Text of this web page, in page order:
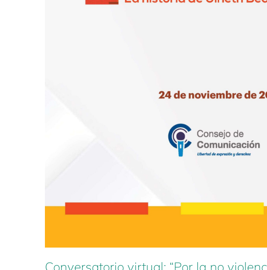
Conversatorio virtual: “Por la no